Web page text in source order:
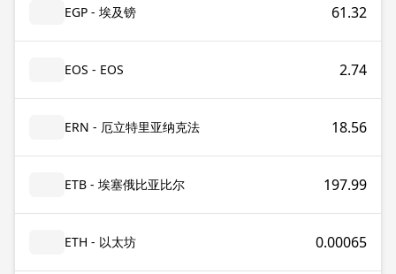
EGP - 埃及镑 61.32
EOS - EOS 2.74
ERN - 厄立特里亚纳克法 18.56
ETB - 埃塞俄比亚比尔 197.99
ETH - 以太坊 0.00065